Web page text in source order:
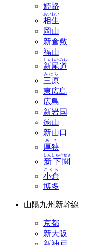
姫路
相生
あいおい
岡山
新倉敷
福山
新尾道
しんおのみち
三原
みはら
東広島
広島
新岩国
徳山
新山口
厚狭
あさ
新下関
しんしものせき
小倉
こくら
博多
山陽九州新幹線
京都
新大阪